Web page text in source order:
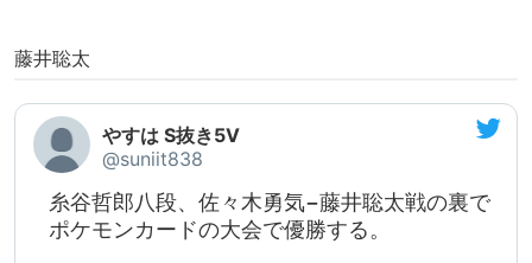
藤井聡太
やすは S抜き5V
@suniit838
糸谷哲郎八段、佐々木勇気−藤井聡太戦の裏で
ポケモンカードの大会で優勝する。